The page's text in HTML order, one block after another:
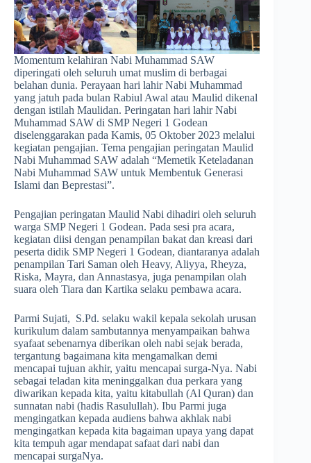
Momentum kelahiran Nabi Muhammad SAW
diperingati oleh seluruh umat muslim di berbagai
belahan dunia. Perayaan hari lahir Nabi Muhammad
yang jatuh pada bulan Rabiul Awal atau Maulid dikenal
dengan istilah Maulidan. Peringatan hari lahir Nabi
Muhammad SAW di SMP Negeri 1 Godean
diselenggarakan pada Kamis, 05 Oktober 2023 melalui
kegiatan pengajian. Tema pengajian peringatan Maulid
Nabi Muhammad SAW adalah “Memetik Keteladanan
Nabi Muhammad SAW untuk Membentuk Generasi
Islami dan Beprestasi”.
Pengajian peringatan Maulid Nabi dihadiri oleh seluruh
warga SMP Negeri 1 Godean. Pada sesi pra acara,
kegiatan diisi dengan penampilan bakat dan kreasi dari
peserta didik SMP Negeri 1 Godean, diantaranya adalah
penampilan Tari Saman oleh Heavy, Aliyya, Rheyza,
Riska, Mayra, dan Annastasya, juga penampilan olah
suara oleh Tiara dan Kartika selaku pembawa acara.
Parmi Sujati, S.Pd. selaku wakil kepala sekolah urusan
kurikulum dalam sambutannya menyampaikan bahwa
syafaat sebenarnya diberikan oleh nabi sejak berada,
tergantung bagaimana kita mengamalkan demi
mencapai tujuan akhir, yaitu mencapai surga-Nya. Nabi
sebagai teladan kita meninggalkan dua perkara yang
diwarikan kepada kita, yaitu kitabullah (Al Quran) dan
sunnatan nabi (hadis Rasulullah). Ibu Parmi juga
mengingatkan kepada audiens bahwa akhlak nabi
mengingatkan kepada kita bagaiman upaya yang dapat
kita tempuh agar mendapat safaat dari nabi dan
mencapai surgaNya.